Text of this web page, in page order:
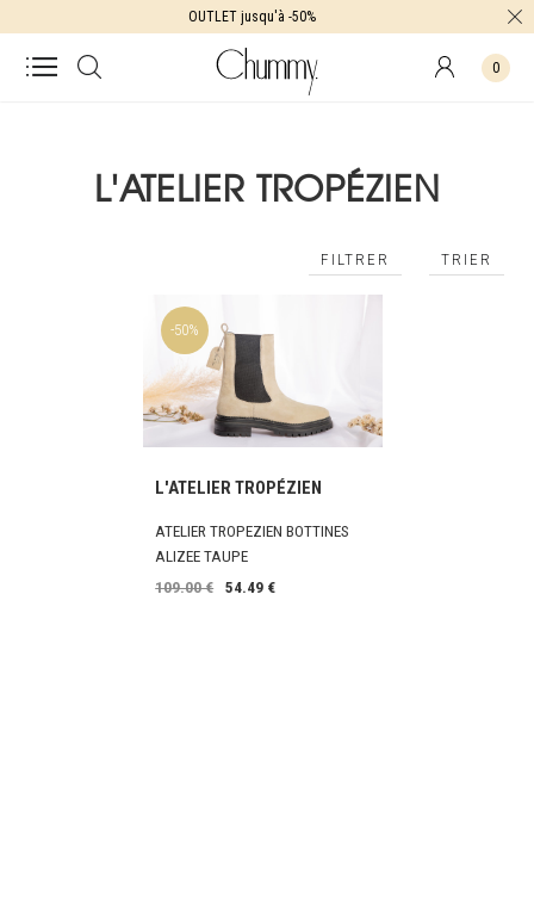
OUTLET jusqu'à -50%
0
L'ATELIER TROPÉZIEN
FILTRER TRIER
-50%
L'ATELIER TROPÉZIEN
ATELIER TROPEZIEN BOTTINES
ALIZEE TAUPE
109.00 €
54.49 €